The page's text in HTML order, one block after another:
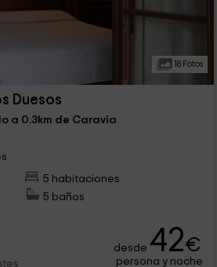
18 Fotos
Duesos
a 0.3km de Caravia
5 habitaciones
5 baños
desde 42€
persona y noche